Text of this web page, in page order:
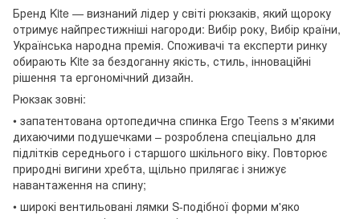
Бренд Kite — визнаний лідер у світі рюкзаків, який щороку
отримує найпрестижніші нагороди: Вибір року, Вибір країни,
Українська народна премія. Споживачі та експерти ринку
обирають Kite за бездоганну якість, стиль, інноваційні
рішення та ергономічний дизайн.
Рюкзак зовні:
• запатентована ортопедична спинка Ergo Teens з м'якими
дихаючими подушечками – розроблена спеціально для
підлітків середнього і старшого шкільного віку. Повторює
природні вигини хребта, щільно прилягає і знижує
навантаження на спину;
• широкі вентильовані лямки S-подібної форми м'яко